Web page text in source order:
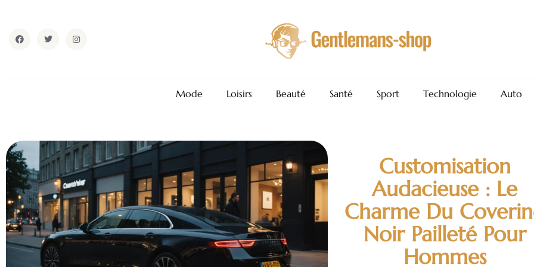
Mode Loisirs Beauté Santé Sport Technologie Auto
Customisation
Audacieuse : Le
Charme Du
Noir Pailleté Pour
Hommes